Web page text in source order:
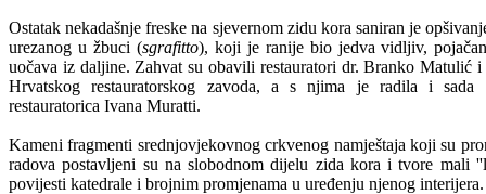
Ostatak nekadašnje freske na sjevernom zidu kora saniran je
urezanog u žbuci (sgrafitto), koji je ranije bio jedva vidljiv,
uočava iz daljine. Zahvat su obavili restauratori dr. Branko Matulić
Hrvatskog restauratorskog zavoda, a s njima je radila i sada
restauratorica Ivana Muratti.
Kameni fragmenti srednjovjekovnog crkvenog namještaja koji su
radova postavljeni su na slobodnom dijelu zida kora i tvore mali
povijesti katedrale i brojnim promjenama u uređenju njenog interijera.